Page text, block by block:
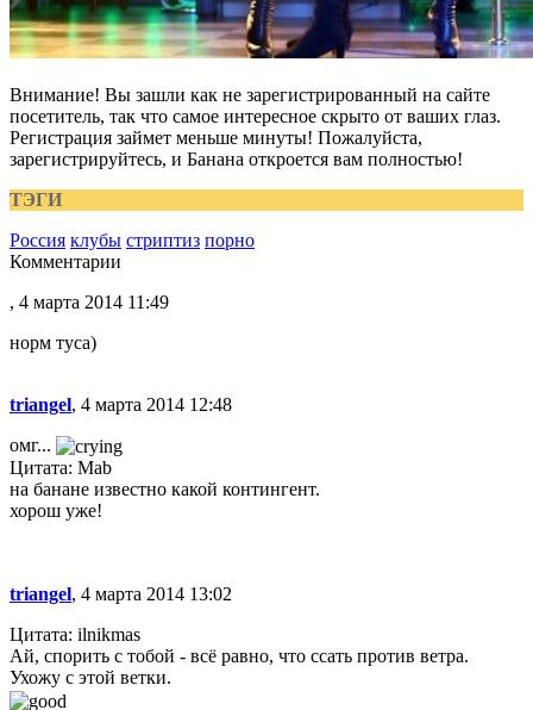
Внимание! Вы зашли как не зарегистрированный на сайте
посетитель, так что самое интересное скрыто от ваших глаз.
Регистрация займет меньше минуты! Пожалуйста,
зарегистрируйтесь, и Банана откроется вам полностью!
ТЭГИ
Россия клубы стриптиз порно
Комментарии
, 4 марта 2014 11:49
норм туса)
triangel, 4 марта 2014 12:48
омг...
Цитата: Mab
на банане известно какой контингент.
хорош уже!
triangel, 4 марта 2014 13:02
Цитата: ilnikmas
Ай, спорить с тобой - всё равно, что ссать против ветра.
Ухожу с этой ветки.